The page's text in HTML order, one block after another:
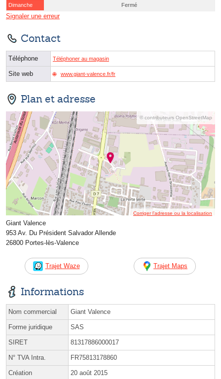
Dimanche
Fermé
Signaler une erreur
Contact
Téléphone Téléphoner au magasin
Site web www.giant-valence.fr/fr
Plan et adresse
© contributeurs OpenStreetMap
Corriger l’adresse ou la localisation
Giant Valence
953 Av. Du Président Salvador Allende
26800 Portes-lès-Valence
Trajet Waze Trajet Maps
Informations
Nom commercial Giant Valence
Forme juridique SAS
SIRET 81317886000017
N° TVA Intra. FR75813178860
Création 20 août 2015